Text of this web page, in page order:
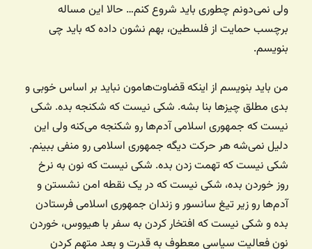
ولی نمی‌دونم چطوری باید شروع کنم… حالا این مساله
برچسب حمایت از فلسطین، بهم نشون داده که باید چی
بنویسم.
من باید بنویسم از اینکه قضاوت‌هامون نباید بر اساس خوبی و
بدی مطلق چیزها بنا بشه. شکی نیست که شکنجه بده. شکی
نیست که جمهوری اسلامی آدم‌ها رو شکنجه می‌کنه ولی این
دلیل نمی‌شه هر حرکت دیگه جمهوری اسلامی رو منفی ببینم.
شکی نیست که تهمت زدن بده. شکی نیست که نون به نرخ
روز خوردن بده،‌ شکی نیست که در یک نقطه امن نشستن و
آدم‌ها رو زیر تیغ سانسور و زندان جمهوری اسلامی فرستادن
بده و شکی نیست که افتخار کردن به سفر با هیووس،‌ خوردن
نون فعالیت سیاسی معطوف به قدرت و بعد متهم کردن